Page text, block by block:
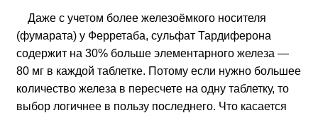
Даже с учетом более железоёмкого носителя
(фумарата) у Ферретаба, сульфат Тардиферона
содержит на 30% больше элементарного железа —
80 мг в каждой таблетке. Потому если нужно большее
количество железа в пересчете на одну таблетку, то
выбор логичнее в пользу последнего. Что касается